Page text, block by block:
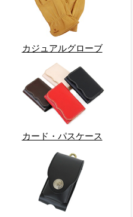
カジュアルグローブ
カード・パスケース